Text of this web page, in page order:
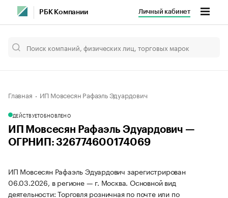
РБК Компании Личный кабинет
Главная ИП Мовсесян Рафаэль Эдуардович
ДЕЙСТВУЕТОБНОВЛЕНО
ИП Мовсесян Рафаэль Эдуардович —
ОГРНИП: 326774600174069
ИП Мовсесян Рафаэль Эдуардович зарегистрирован
06.03.2026, в регионе — г. Москва. Основной вид
деятельности: Торговля розничная по почте или по